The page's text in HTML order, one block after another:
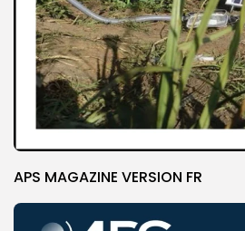
APS MAGAZINE VERSION FR